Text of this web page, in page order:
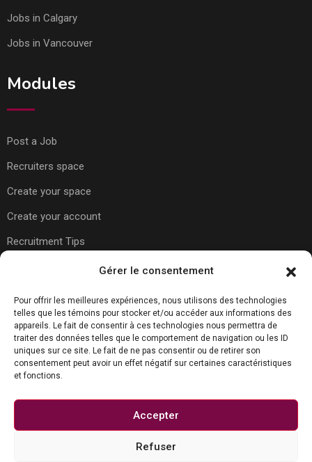
Gérer le consentement
Pour offrir les meilleures expériences, nous utilisons des technologies
telles que les témoins pour stocker et/ou accéder aux informations des
appareils. Le fait de consentir à ces technologies nous permettra de
traiter des données telles que le comportement de navigation ou les ID
uniques sur ce site. Le fait de ne pas consentir ou de retirer son
consentement peut avoir un effet négatif sur certaines caractéristiques
et fonctions.
Accepter
Refuser
Jobs in Calgary
Jobs in Vancouver
Modules
Post a Job
Recruiters space
Create your space
Create your account
Recruitment Tips
Usefull Links
About Us
Contact Us